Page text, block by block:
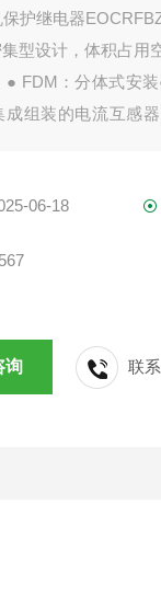
护继电器
型设计，体积占用
● FDM：分体式安
成组装的电流互感
06-18
询 联